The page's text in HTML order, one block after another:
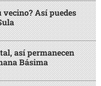
vecino? Así puedes
así permanecen
Básima